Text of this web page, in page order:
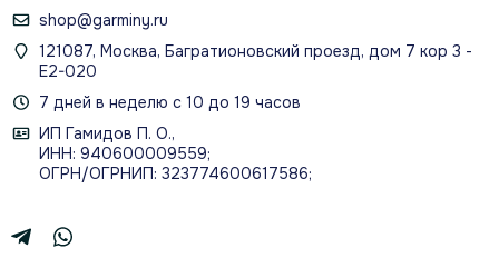
Большой экран, карты и
автономность для разных
маршрутов
Региональная версия 010‑01534‑16
поставляется с рекреационной картой Европы
картографию на microSD. Навигатор хранит
shop@garminy.ru
121087, Москва, Багратионовский проезд, дом 7 кор 3 -
Е2-020
7 дней в неделю с 10 до 19 часов
ИП Гамидов П. О.,
ИНН: 940600009559;
ОГРН/ОГРНИП: 323774600617586;